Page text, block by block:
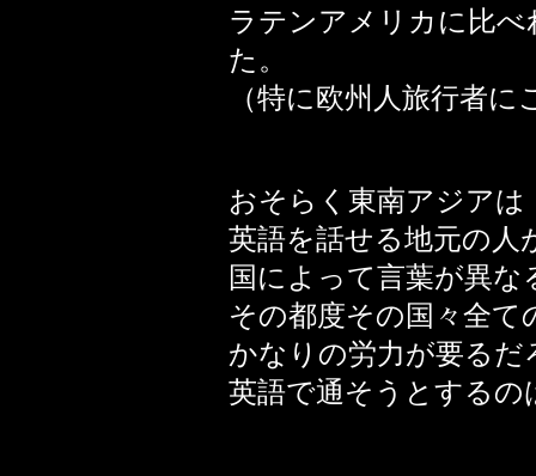
ラテンアメリカに比
た。
（特に欧州人旅行者
おそらく東南アジアは
英語を話せる地元の人
国によって言葉が異な
その都度その国々全
かなりの労力が要るだ
英語で通そうとする